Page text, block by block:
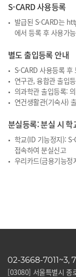
S-CARD 사용등록
발급된 S-CARD는
에서 등록 후 사용가능
별도 출입등록 안내
S-CARD 사용등록
연구관, 융합관 출입
의과학관 출입등록:
연건생활관(기숙사)
분실등록: 분실 시
학교(ID 기능정지):
접속하여 분실신고
우리카드(금용기능정
02-3668-7011~3,
[03080] 서울특별시 종